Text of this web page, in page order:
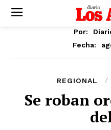
Por:
Fecha:
REGIONAL
Se roban